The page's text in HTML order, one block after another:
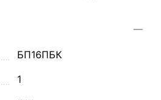
БП16ПБК
1